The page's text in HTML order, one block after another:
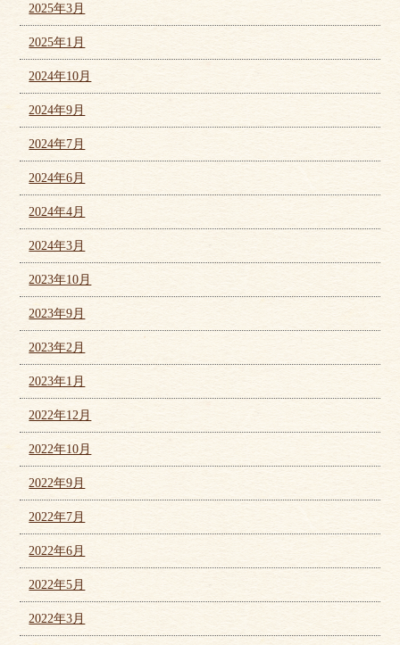
2025年3月
2025年1月
2024年10月
2024年9月
2024年7月
2024年6月
2024年4月
2024年3月
2023年10月
2023年9月
2023年2月
2023年1月
2022年12月
2022年10月
2022年9月
2022年7月
2022年6月
2022年5月
2022年3月